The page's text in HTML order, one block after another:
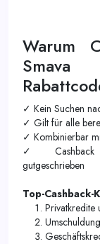
Warum
✓ Kein Suchen
✓ Gilt für alle
✓ Kombinierbar
✓ Cashback
gutgeschrieben
Top-Cashback-
Privatkredite